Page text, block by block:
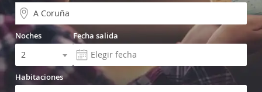
Noches Fecha salida
Habitaciones